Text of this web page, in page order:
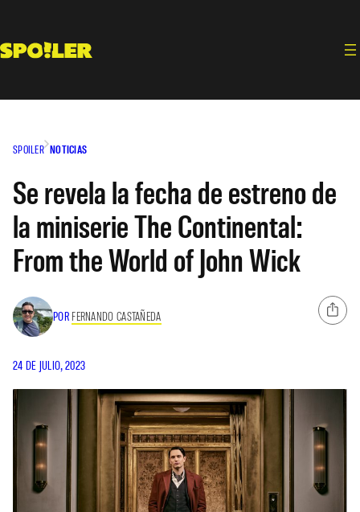
contenido
SPOILER NOTICIAS
Se revela la fecha de estreno de
la miniserie The Continental:
From the World of John Wick
POR FERNANDO CASTAÑEDA
24 DE JULIO, 2023